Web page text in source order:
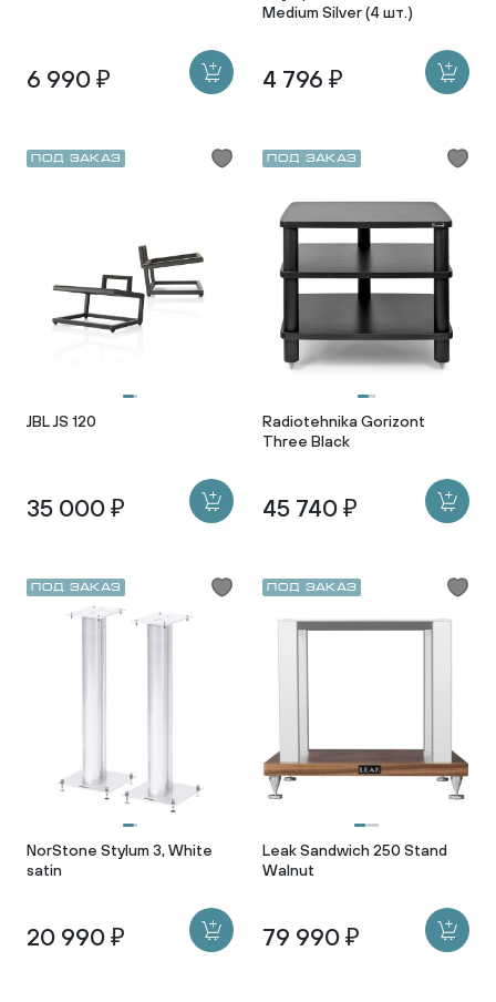
6 990 ₽
Medium Silver (4 шт.)
4 796 ₽
Под заказ
JBL JS 120
35 000 ₽
Под заказ
Radiotehnika Gorizont
Three Black
45 740 ₽
Под заказ
NorStone Stylum 3, White
satin
20 990 ₽
Под заказ
Leak Sandwich 250 Stand
Walnut
79 990 ₽